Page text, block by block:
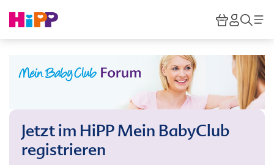
HiPP
Jetzt im HiPP Mein BabyClub
registrieren